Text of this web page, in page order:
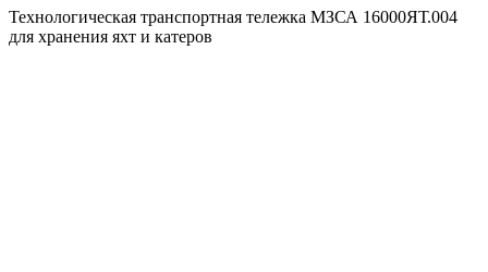
Технологическая транспортная тележка МЗСА 16000ЯТ.004
для хранения яхт и катеров